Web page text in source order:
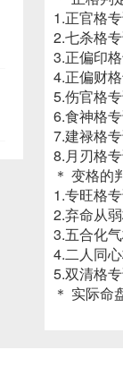
1.正官格
2.七杀格
3.正偏印
4.正偏财
5.伤官格
6.食神格
7.建禄格
8.月刃格
＊ 变格的
1.专旺格
2.弃命从
3.五合化
4.二人同
5.双清格
＊ 实际命